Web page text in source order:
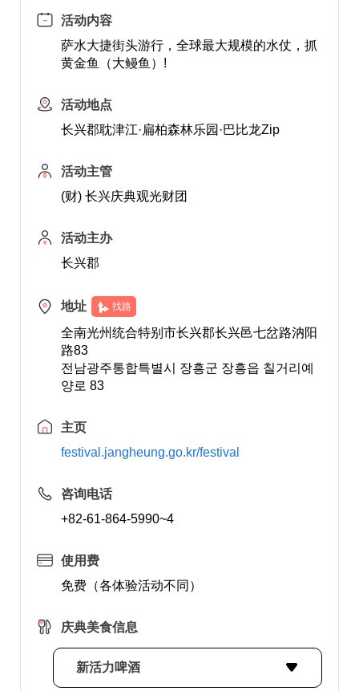
活动内容
萨水大捷街头游行，全球最大规模的水仗，抓
黄金鱼（大鳗鱼）!
活动地点
长兴郡耽津江·扁柏森林乐园·巴比龙Zip
活动主管
(财) 长兴庆典观光财团
活动主办
长兴郡
地址 找路
全南光州统合特别市长兴郡长兴邑七岔路汭阳
路83
전남광주통합특별시 장흥군 장흥읍 칠거리예
양로 83
主页
festival.jangheung.go.kr/festival
咨询电话
+82-61-864-5990~4
使用费
免费（各体验活动不同）
庆典美食信息
新活力啤酒